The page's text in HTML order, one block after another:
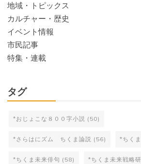
地域・トピックス
カルチャー・歴史
イベント情報
市民記事
特集・連載
タグ
*おじょこな８００字小説 (50)
*さらはにズム ちくま論説 (56) *ちく
*ちくま未来俳句 (58) *ちくま未来戦略